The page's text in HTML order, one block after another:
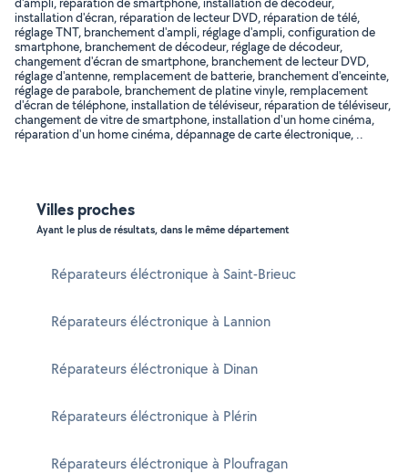
installation d'écran, réparation de lecteur DVD, réparation de télé,
réglage TNT, branchement d'ampli, réglage d'ampli, configuration de
smartphone, branchement de décodeur, réglage de décodeur,
changement d'écran de smartphone, branchement de lecteur DVD,
réglage d'antenne, remplacement de batterie, branchement d'enceinte,
réglage de parabole, branchement de platine vinyle, remplacement
d'écran de téléphone, installation de téléviseur, réparation de téléviseur,
changement de vitre de smartphone, installation d'un home cinéma,
réparation d'un home cinéma, dépannage de carte électronique, ..
Villes proches
Ayant le plus de résultats, dans le même département
Réparateurs éléctronique à Saint-Brieuc
Réparateurs éléctronique à Lannion
Réparateurs éléctronique à Dinan
Réparateurs éléctronique à Plérin
Réparateurs éléctronique à Ploufragan